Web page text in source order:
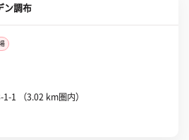
ン調布
1 （3.02 km圏内）